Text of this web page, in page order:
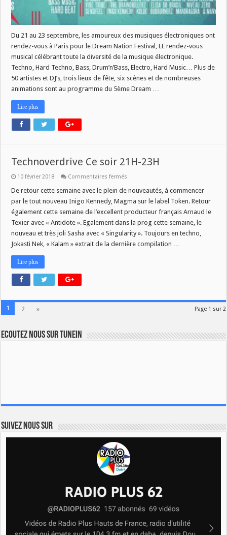
Du 21 au 23 septembre, les amoureux des musiques électroniques ont
rendez-vous à Paris pour le Dream Nation Festival, LE rendez-vous
musical célébrant toute la diversité de la musique électronique.
Techno, Hard Techno, Bass, Drum’n’Bass, Electro, Hard Music… Plus de
50 artistes et DJ’s, trois lieux de fête, six scènes et de nombreuses
animations sont au programme du 5ème Dream …
Lire plus
Technoverdrive Ce soir 21H-23H
10 février 2018 Commentaires fermés
Ce
21H-
23H
De retour cette semaine avec le plein de nouveautés, à commencer
par le tout nouveau Inigo Kennedy, Magma sur le label Token. Retour
également cette semaine de l’excellent producteur français Arnaud le
Texier avec « Antidote ». Egalement dans la prog cette semaine, le
nouveau et très joli Sasha avec « Singularity ». Toujours en techno,
Jokasti Nek, « Kalam » extrait de la dernière compilation …
Lire plus
Page 1 sur 2
1 2 »
Ecoutez nous sur TuneIn
Suivez nous sur